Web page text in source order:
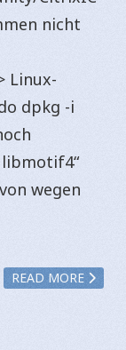
nicht
Linux-
dpkg -i
wegen
READ MORE